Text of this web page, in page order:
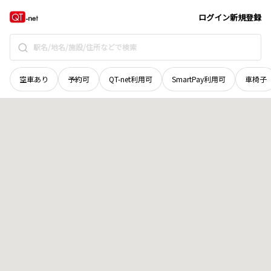
ログイン新規登録
空車あり 予約可 QT-net利用可 SmartPay利用可 車椅子
和歌山県